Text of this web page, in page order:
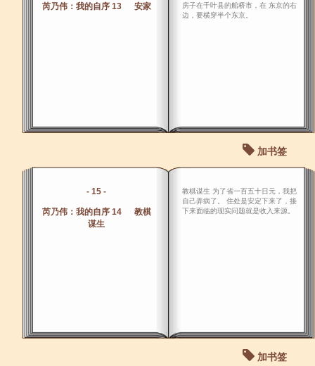
芮乃伟：我的自序 13 安家
房子在千叶县的船桥市，在 东京的右
边，要横穿半个东京。
加书签
- 15 -
芮乃伟：我的自序 14 教棋
谋生
教棋谋生 为了省一百五十日元，我把
自己弄病了。 住处是安定下来了，接
下来面临的现实问题就是收入来源。
加书签